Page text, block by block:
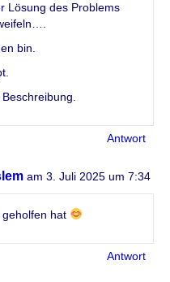
Lösung des Problems
bin.
Antwort
am 3. Juli 2025 um 7:34
hat
Antwort